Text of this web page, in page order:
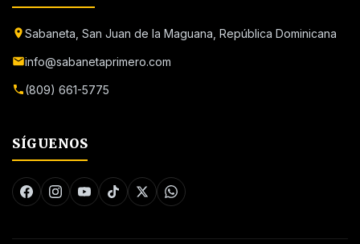
Sabaneta, San Juan de la Maguana, República Dominicana
info@sabanetaprimero.com
(809) 661-5775
SÍGUENOS